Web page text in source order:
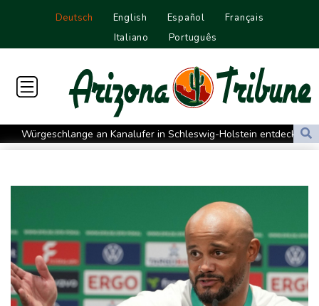
Deutsch English Español
Français
Italiano
Português
Würgeschlange an Kanalufer in Schleswig-Holstein entdeckt
Unter Traktor eingeklemmt: Zwölfjähriger stirbt in Nordrhein-
Zuwächse in der Autobranche: Industrieproduktion legt im Juni
leicht zu
76-jähriger Landwirt in Nordrhein-Westfalen von Traktor
überrollt und getötet
Nach Tod von 37-Jähriger in Hessen: Tatverdächtiger wieder auf